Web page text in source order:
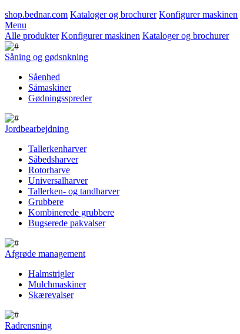
shop.bednar.com Kataloger og brochurer Konfigurer maskinen
Menu
Alle produkter Konfigurer maskinen Kataloger og brochurer
Såning og gødsnkning
Såenhed
Såmaskiner
Gødningsspreder
Jordbearbejdning
Tallerkenharver
Såbedsharver
Rotorharve
Universalharver
Tallerken- og tandharver
Grubbere
Kombinerede grubbere
Bugserede pakvalser
Afgrøde management
Halmstrigler
Mulchmaskiner
Skærevalser
Radrensning